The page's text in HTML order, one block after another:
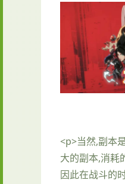
<p>当然,副本
大的副本,消耗
因此在战斗的